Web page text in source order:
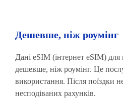
Дешевше, ніж роумінг
Дані eSIM (інтернет eSIM)
дешевше, ніж роумінг. Це
використання. Після поїздки
несподіваних рахунків.